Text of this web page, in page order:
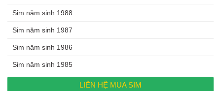
Sim năm sinh 1988
Sim năm sinh 1987
Sim năm sinh 1986
Sim năm sinh 1985
LIÊN HỆ MUA SIM